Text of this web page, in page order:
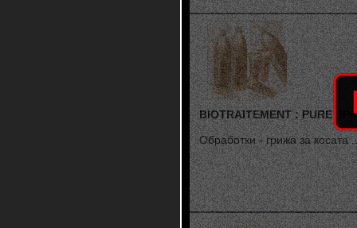
BIOTRAITEMENT : PURE SPA
Обработки - грижа за косата